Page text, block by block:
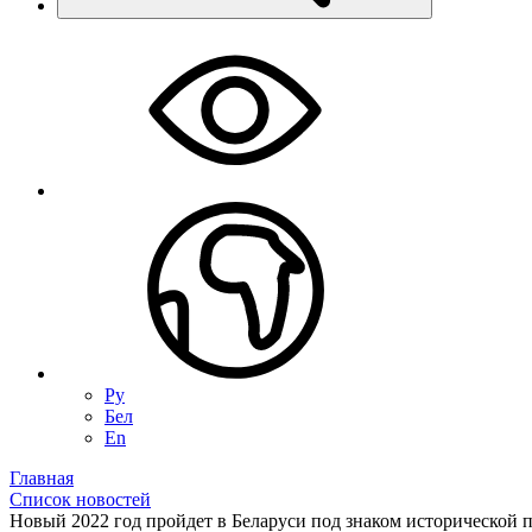
Ру
Бел
En
Главная
Список новостей
Новый 2022 год пройдет в Беларуси под знаком исторической